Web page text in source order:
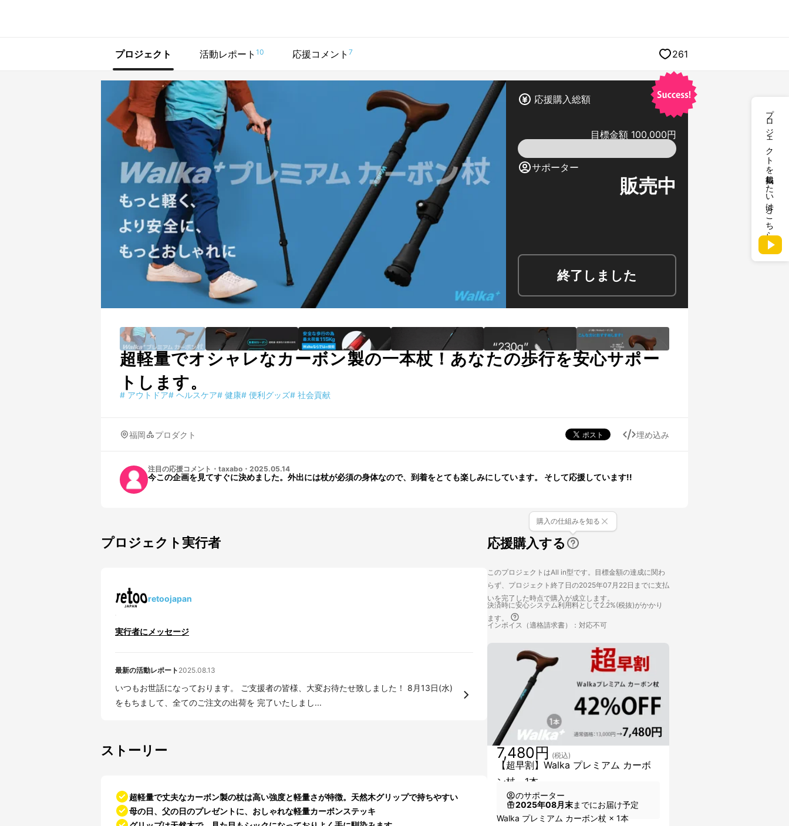
プロジェクトを掲載したい方はこちら
プロジェクト 活動レポート 10 応援コメント 7 261
応援購入総額
目標金額 100,000円
サポーター
販売中
終了しました
超軽量でオシャレなカーボン製の一本杖！あなたの歩行を安心サポー
トします。
# アウトドア# ヘルスケア# 健康# 便利グッズ# 社会貢献
福岡 プロダクト 埋め込み
注目の応援コメント ・ taxabo ・ 2025.05.14
今この企画を見てすぐに決めました。外出には杖が必須の身体なので、到着をとても楽しみにしています。 そして応援しています!!
プロジェクト実行者
retoojapan
実行者にメッセージ
最新の活動レポート 2025.08.13
いつもお世話になっております。 ご支援者の皆様、大変お待たせ致しました！ 8月13日(水)
をもちまして、全てのご注文の出荷を 完了いたしまし...
ストーリー
超軽量で丈夫なカーボン製の杖は高い強度と軽量さが特徴。天然木グリップで持ちやすい
母の日、父の日のプレゼントに、おしゃれな軽量カーボンステッキ
応援購入する
購入の仕組みを知る
このプロジェクトはAll in型です。目標金額の達成に関わ
らず、プロジェクト終了日の2025年07月22日までに支払
いを完了した時点で購入が成立します。
決済時に安心システム利用料として2.2%(税抜)がかかり
ます。
インボイス（適格請求書）：対応不可
【超早割】Walka プレミアム カーボ
ン杖 1本
7,480円 (税込)
のサポーター
2025年08月末までにお届け予定
Walka プレミアム カーボン杖 × 1本